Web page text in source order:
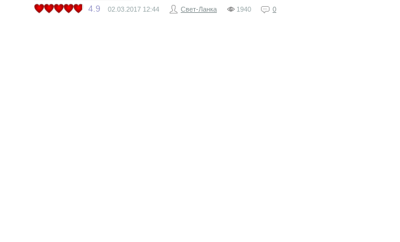
4.9 02.03.2017 12:44 Свет-Ланка 1940 0